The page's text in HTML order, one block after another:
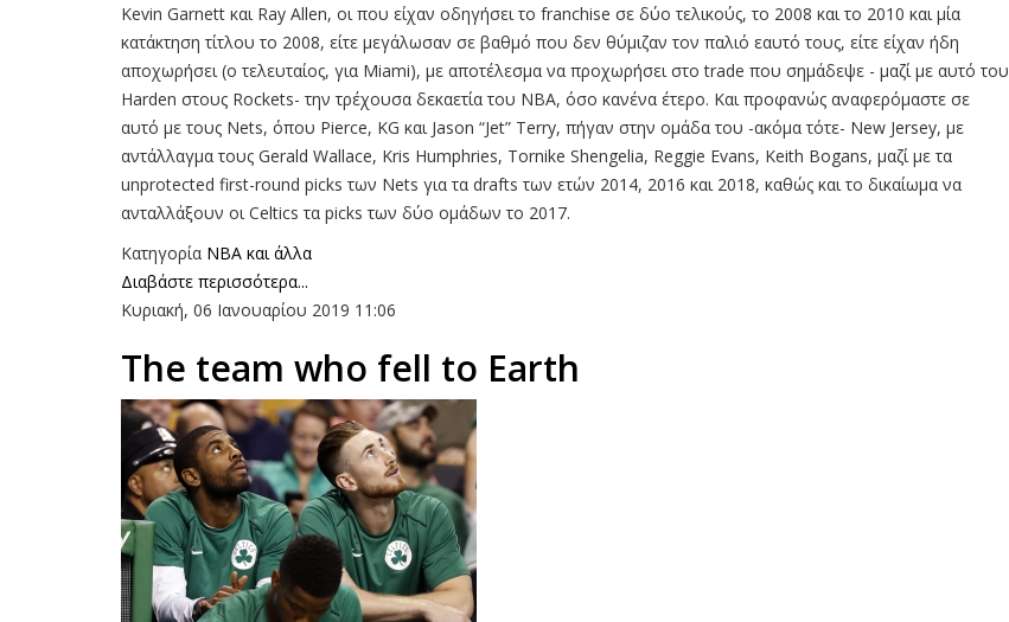
Kevin Garnett και Ray Allen, οι που είχαν οδηγήσει το franchise σε δύο τελικούς, το 2008 και το 2010 και μία
κατάκτηση τίτλου το 2008, είτε μεγάλωσαν σε βαθμό που δεν θύμιζαν τον παλιό εαυτό τους, είτε είχαν ήδη
αποχωρήσει (ο τελευταίος, για Miami), με αποτέλεσμα να προχωρήσει στο trade που σημάδεψε - μαζί με αυτό του
Harden στους Rockets- την τρέχουσα δεκαετία του NBA, όσο κανένα έτερο. Και προφανώς αναφερόμαστε σε
αυτό με τους Nets, όπου Pierce, KG και Jason “Jet” Terry, πήγαν στην ομάδα του -ακόμα τότε- New Jersey, με
αντάλλαγμα τους Gerald Wallace, Kris Humphries, Tornike Shengelia, Reggie Evans, Keith Bogans, μαζί με τα
unprotected first-round picks των Nets για τα drafts των ετών 2014, 2016 και 2018, καθώς και το δικαίωμα να
ανταλλάξουν οι Celtics τα picks των δύο ομάδων το 2017.
Κατηγορία NBA και άλλα
Διαβάστε περισσότερα...
Κυριακή, 06 Ιανουαρίου 2019 11:06
The team who fell to Earth